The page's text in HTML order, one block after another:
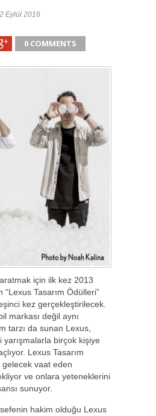
Eylül 2016
0 COMMENTS
için ilk kez 2013
“Lexus Tasarım Ödülleri”
kez gerçekleştirilecek.
markası değil aynı
tarzı da sunan Lexus,
birçok kişiye
Lexus Tasarım
gelecek vaat eden
ve onlara yeteneklerini
sunuyor.
hakim olduğu Lexus